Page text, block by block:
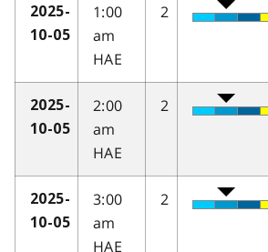
2025-
10-05
1:00
am
HAE
2
2025-
10-05
2:00
am
HAE
2
2025-
10-05
3:00
am
HAE
2